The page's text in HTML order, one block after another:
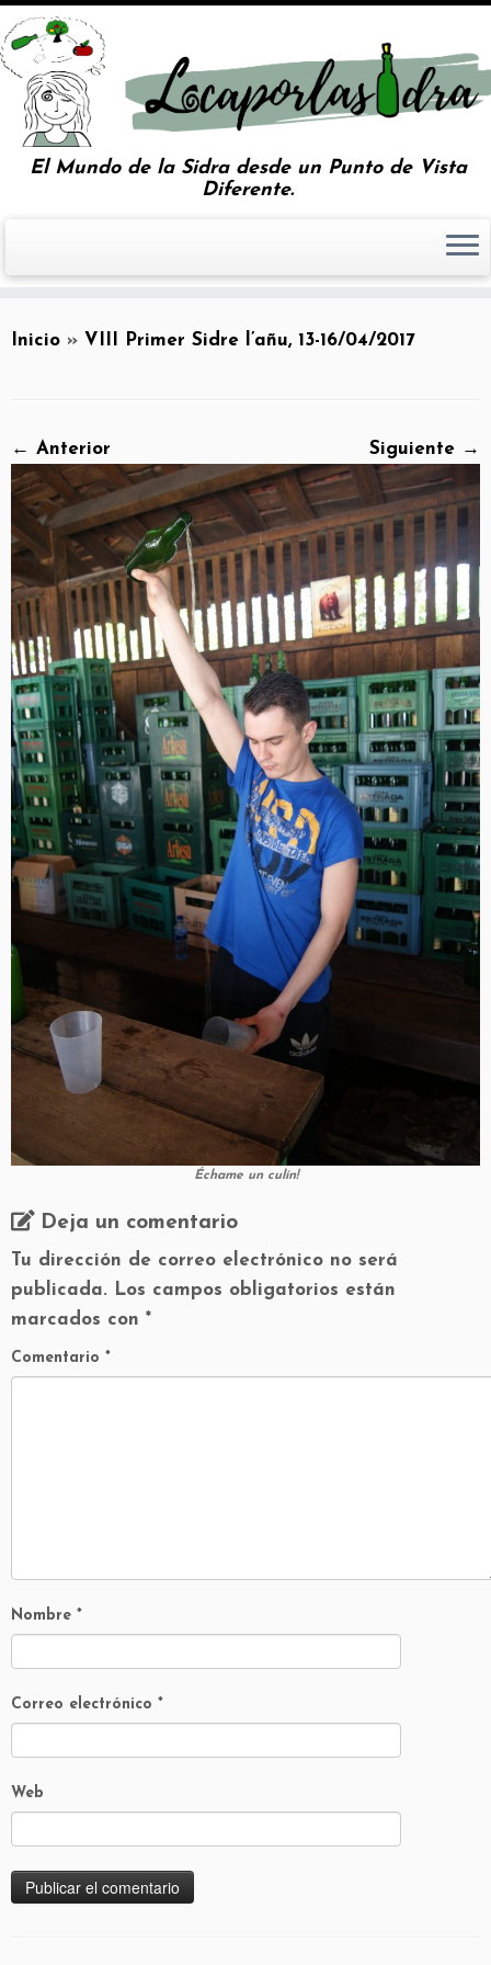
El Mundo de la Sidra desde un Punto de Vista
Diferente.
Inicio » VIII Primer Sidre l’añu, 13-16/04/2017
← Anterior Siguiente →
Échame un culín!
Deja un comentario
Tu dirección de correo electrónico no será
publicada. Los campos obligatorios están
marcados con *
Comentario *
Nombre *
Correo electrónico *
Web